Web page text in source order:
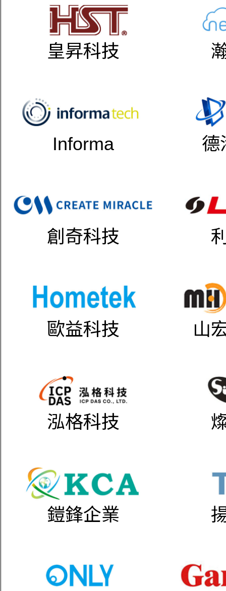
皇昇科技
Informa 德
創奇科技
歐益科技 山
泓格科技
鎧鋒企業